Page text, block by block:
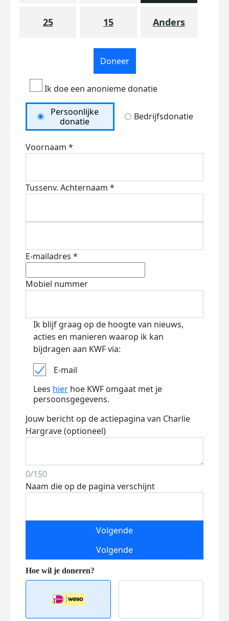
25 15 Anders
Doneer
Ik doe een anonieme donatie
Persoonlijke
donatie
Bedrijfsdonatie
Voornaam *
Tussenv. Achternaam *
E-mailadres *
Mobiel nummer
Ik blijf graag op de hoogte van nieuws,
acties en manieren waarop ik kan
bijdragen aan KWF via:
E-mail
Lees hier hoe KWF omgaat met je
persoonsgegevens.
Jouw bericht op de actiepagina van Charlie
Hargrave (optioneel)
0/150
Naam die op de pagina verschijnt
Volgende
Volgende